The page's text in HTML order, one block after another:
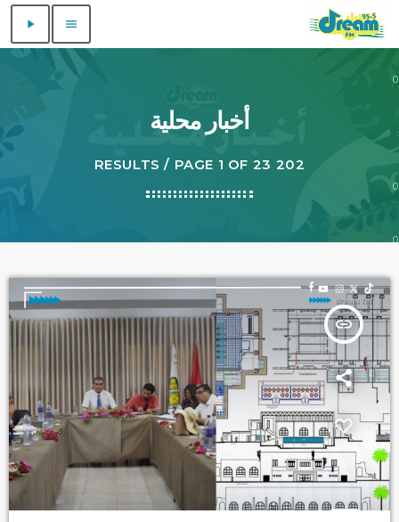
0
:
0
0
menu
play_arrow
أخبار محلية
202 RESULTS / PAGE 1 OF 23
insert_link